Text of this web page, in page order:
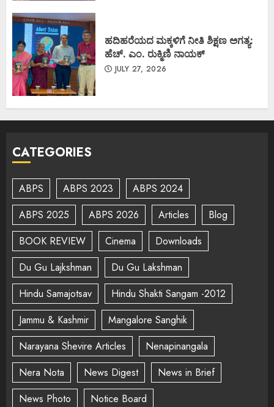
ಹದಿಹರೆಯದ ಮಕ್ಕಳಿಗೆ ನೀತಿ ಶಿಕ್ಷಣ ಅಗತ್ಯ:
ಹೆಚ್. ಎಂ. ರುಕ್ಮಿಣಿ ನಾಯಕ್
JULY 27, 2026
CATEGORIES
ABPS ABPS 2023
ABPS 2024
ABPS 2025
ABPS 2026 Articles
Blog
BOOK REVIEW
Cinema
Downloads
Du Gu Lajkshman
Du Gu Lakshman
Hindu Samajotsav
Hindu Shakti Sangam -2012
Jammu & Kashmir
Mangalore Sanghik
Narayana Shevire Articles
Nenapinangala
Nera Nota
News Digest
News in Brief
News Photo
Notice Board